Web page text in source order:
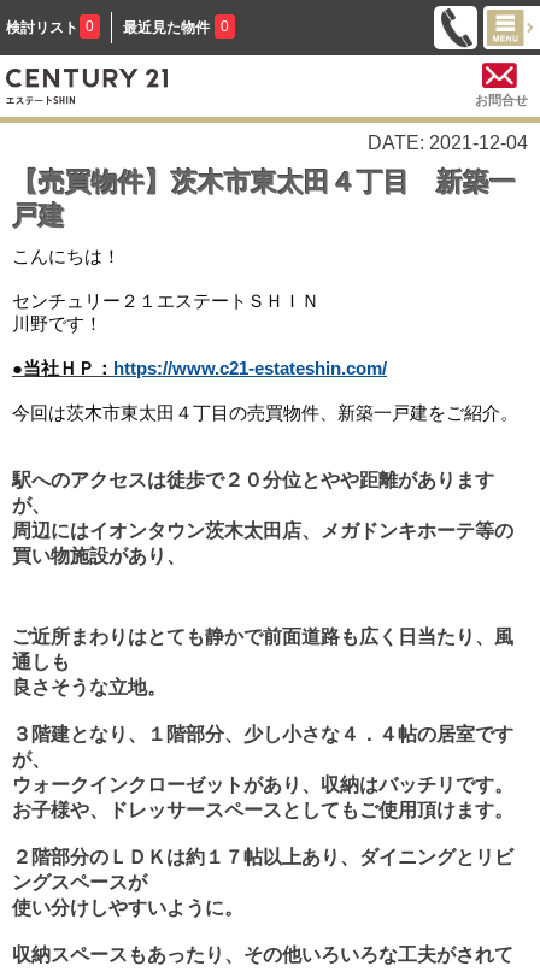
検討リスト 0 最近見た物件 0
お問合せ
DATE: 2021-12-04
【売買物件】茨木市東太田４丁目 新築一
戸建
こんにちは！
センチュリー２１エステートＳＨＩＮ
川野です！
●当社ＨＰ： https://www.c21-estateshin.com/
今回は茨木市東太田４丁目の売買物件、新築一戸建をご紹介。
駅へのアクセスは徒歩で２０分位とやや距離があります
が、
周辺にはイオンタウン茨木太田店、メガドンキホーテ等の
買い物施設があり、
ご近所まわりはとても静かで前面道路も広く日当たり、風
通しも
良さそうな立地。
３階建となり、１階部分、少し小さな４．４帖の居室です
が、
ウォークインクローゼットがあり、収納はバッチリです。
お子様や、ドレッサースペースとしてもご使用頂けます。
２階部分のＬＤＫは約１７帖以上あり、ダイニングとリビ
ングスペースが
使い分けしやすいように。
収納スペースもあったり、その他いろいろな工夫がされて